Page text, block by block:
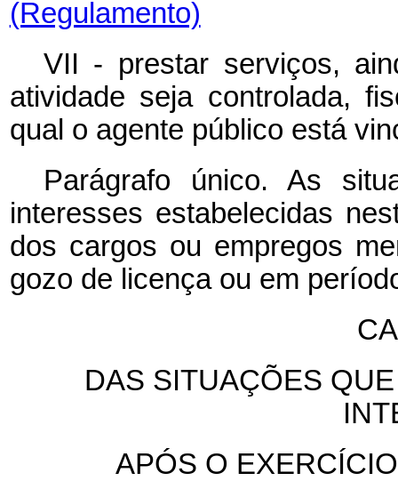
(Regulamento)
VII - prestar serviços,
atividade seja controlada,
qual o agente público está
Parágrafo único. As
interesses estabelecidas
dos cargos ou empregos
gozo de licença ou em
DAS SITUAÇÕES
APÓS O